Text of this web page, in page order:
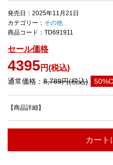
発売日：2025年11月21日
カテゴリー： その他
商品コード：TD691911
セール価格
4395円(税込)
通常価格： 8,789円(税込)
【商品詳細】
カート